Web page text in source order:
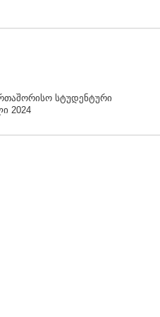
სტუდენტური
2024